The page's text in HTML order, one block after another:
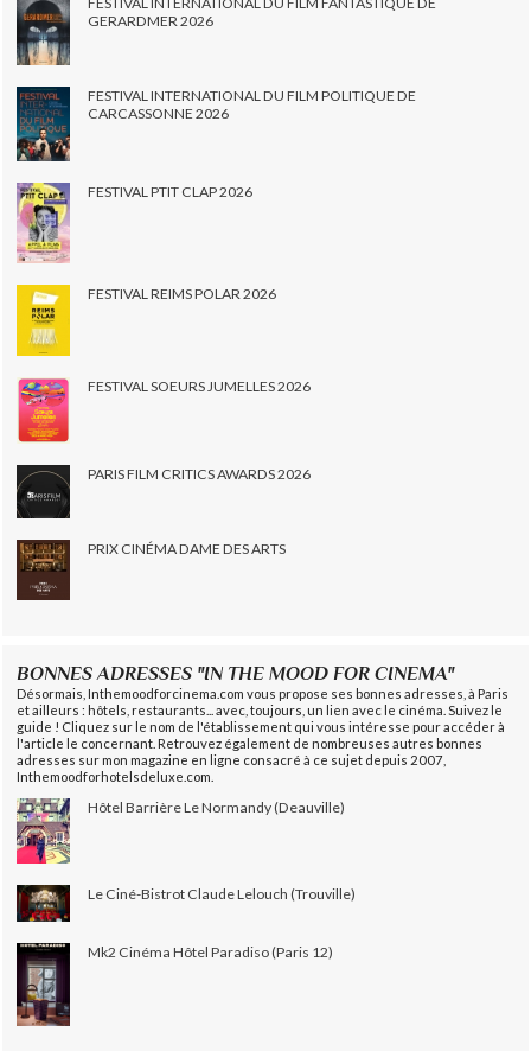
GERARDMER 2026
FESTIVAL INTERNATIONAL DU FILM POLITIQUE DE
CARCASSONNE 2026
FESTIVAL PTIT CLAP 2026
FESTIVAL REIMS POLAR 2026
FESTIVAL SOEURS JUMELLES 2026
PARIS FILM CRITICS AWARDS 2026
PRIX CINÉMA DAME DES ARTS
BONNES ADRESSES "IN THE MOOD FOR CINEMA"
Désormais, Inthemoodforcinema.com vous propose ses bonnes adresses, à Paris
et ailleurs : hôtels, restaurants... avec, toujours, un lien avec le cinéma. Suivez le
guide ! Cliquez sur le nom de l'établissement qui vous intéresse pour accéder à
l'article le concernant. Retrouvez également de nombreuses autres bonnes
adresses sur mon magazine en ligne consacré à ce sujet depuis 2007,
Inthemoodforhotelsdeluxe.com.
Hôtel Barrière Le Normandy (Deauville)
Le Ciné-Bistrot Claude Lelouch (Trouville)
Mk2 Cinéma Hôtel Paradiso (Paris 12)